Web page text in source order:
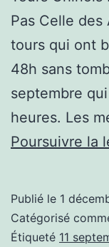
Pas Celle des
tours qui ont
48h sans
septembre
heures. Les
Poursuivre la
Publié le 1
Catégorisé
Étiqueté 11